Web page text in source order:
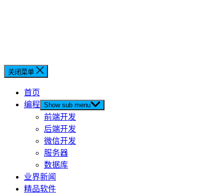
关闭菜单
首页
编程 Show sub menu
前端开发
后端开发
微信开发
服务器
数据库
业界新闻
精品软件